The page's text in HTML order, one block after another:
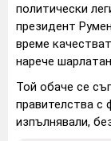
политически
президент
време
нарече
Той обаче се
правителства с
изпълнявали,